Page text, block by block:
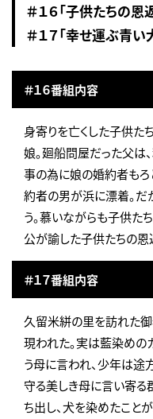
＃１６「子供たちの恩
＃１７「幸せ運ぶ青い
＃１６番組内容
身寄りを亡くした子供た
娘。廻船問屋だった父は
事の為に娘の婚約者もろ
約者の男が浜に漂着。だ
う。慕いながらも子供た
公が諭した子供たちの恩
＃１７番組内容
久留米絣の里を訪れた
現われた。実は藍染めの
う母に言われ、少年は途
守る美しき母に言い寄る
ち出し、犬を染めたこと